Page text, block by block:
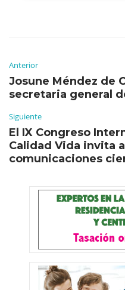
Anterior
Josune Méndez de
secretaria general
Siguiente
El IX Congreso
Calidad Vida invita
comunicaciones